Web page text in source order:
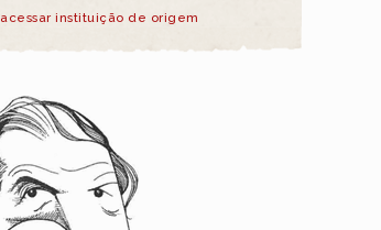
acessar instituição de origem